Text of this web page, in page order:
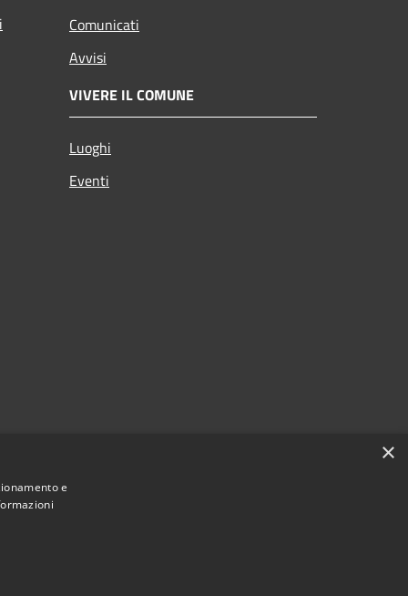
Comunicati
Avvisi
VIVERE IL COMUNE
Luoghi
Eventi
×
e